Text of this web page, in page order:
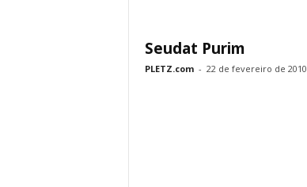
Seudat Purim
PLETZ.com - 22 de fevereiro de 2010